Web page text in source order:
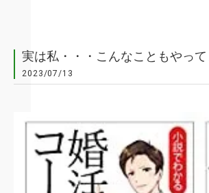
実は私・・・こんなこともやっ
2023/07/13